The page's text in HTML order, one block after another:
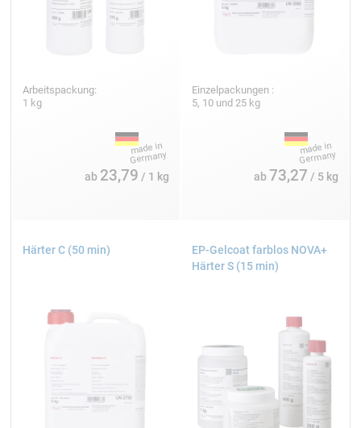
Arbeitspackung:
1 kg
ab 23,79 / 1 kg
Einzelpackungen :
5, 10 und 25 kg
ab 73,27 / 5 kg
Härter C (50 min)
EP-Gelcoat farblos NOVA+
Härter S (15 min)